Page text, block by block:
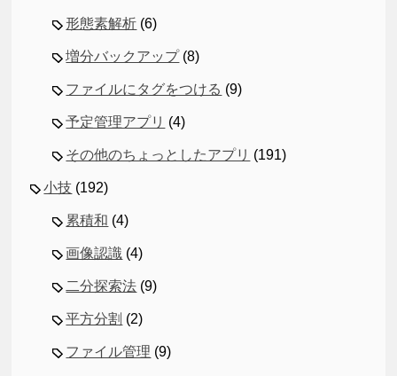
形態素解析 (6)
増分バックアップ(8)
ファイルにタグをつける (9)
予定管理アプリ (4)
その他のちょっとしたアプリ (191)
小技 (192)
累積和 (4)
画像認識 (4)
二分探索法 (9)
平方分割 (2)
ファイル管理 (9)